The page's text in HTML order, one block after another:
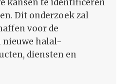
kansen te identificeren
Dit onderzoek zal
voor de
halal-
diensten en